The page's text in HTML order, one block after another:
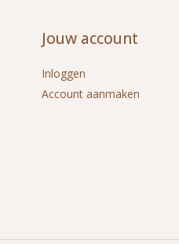
Jouw account
Inloggen
Account aanmaken